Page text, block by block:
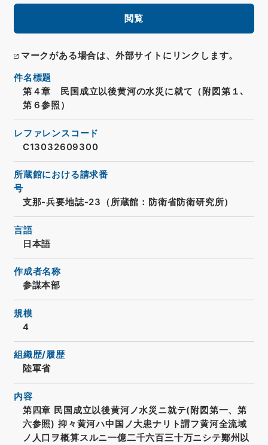
閲覧
マークがある場合は、外部サイトにリンクします。
件名標題
第４章 民国成立以後黄河の水災に就て（附図第１､
第６参照）
レファレンスコード
C13032609300
所蔵館における請求番
号
支那-兵要地誌-23（所蔵館：防衛省防衛研究所）
言語
日本語
作成者名称
参謀本部
規模
4
組織歴/履歴
陸軍省
内容
第四章 民国成立以後黄河ノ水災ニ就テ(附図第一、第
六参照) 抑々黄河ハ中国ノ大患ナリト謂フ黄河全流域
ノ人口ヲ概算スルニ一億二千六百三十万ニシテ鄭州以